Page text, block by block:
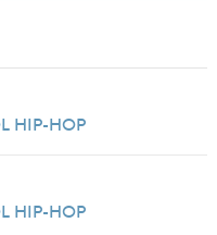
HIP-HOP
HIP-HOP